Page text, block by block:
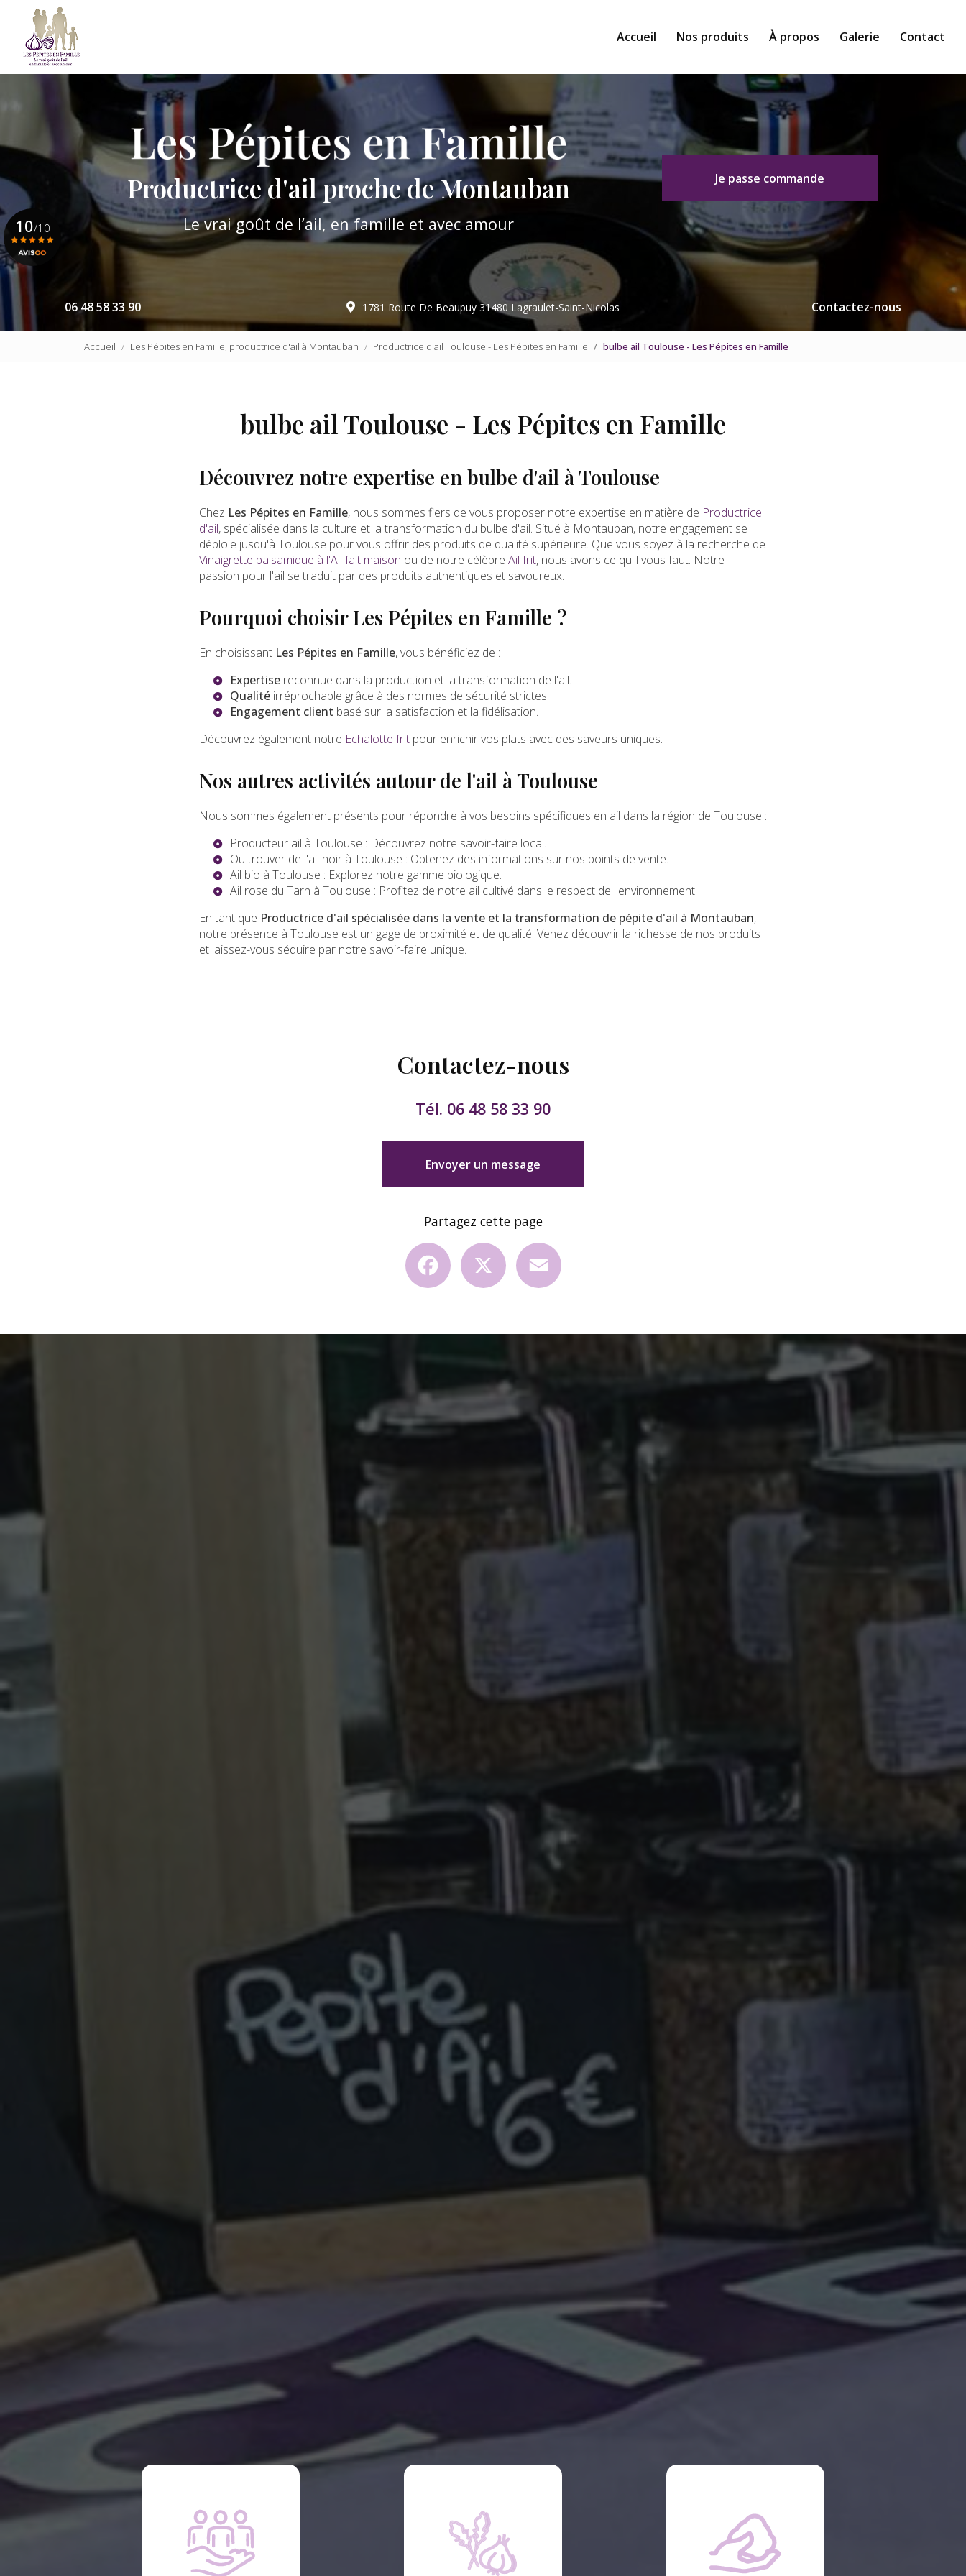
contenu
principal
Accueil Nos produits À propos Galerie Contact
Productrice d'ail proche de Montauban
Le vrai goût de l’ail, en famille et avec amour
Je passe commande
06 48 58 33 90 1781 Route De Beaupuy 31480 Lagraulet-Saint-Nicolas Contactez-nous
10/10
Voir le certificat
Accueil Les Pépites en Famille, productrice d'ail à Montauban Productrice d'ail Toulouse - Les Pépites en Famille bulbe ail Toulouse - Les Pépites en Famille
bulbe ail Toulouse - Les Pépites en Famille
Découvrez notre expertise en bulbe d'ail à Toulouse
Chez Les Pépites en Famille, nous sommes fiers de vous proposer notre expertise en matière de Productrice
d'ail, spécialisée dans la culture et la transformation du bulbe d'ail. Situé à Montauban, notre engagement se
déploie jusqu'à Toulouse pour vous offrir des produits de qualité supérieure. Que vous soyez à la recherche de
Vinaigrette balsamique à l'Ail fait maison ou de notre célèbre Ail frit, nous avons ce qu'il vous faut. Notre
passion pour l'ail se traduit par des produits authentiques et savoureux.
Pourquoi choisir Les Pépites en Famille ?
En choisissant Les Pépites en Famille, vous bénéficiez de :
Expertise reconnue dans la production et la transformation de l'ail.
Qualité irréprochable grâce à des normes de sécurité strictes.
Engagement client basé sur la satisfaction et la fidélisation.
Découvrez également notre Echalotte frit pour enrichir vos plats avec des saveurs uniques.
Nos autres activités autour de l'ail à Toulouse
Nous sommes également présents pour répondre à vos besoins spécifiques en ail dans la région de Toulouse :
Producteur ail à Toulouse : Découvrez notre savoir-faire local.
Ou trouver de l'ail noir à Toulouse : Obtenez des informations sur nos points de vente.
Ail bio à Toulouse : Explorez notre gamme biologique.
Ail rose du Tarn à Toulouse : Profitez de notre ail cultivé dans le respect de l'environnement.
En tant que Productrice d'ail spécialisée dans la vente et la transformation de pépite d'ail à Montauban,
notre présence à Toulouse est un gage de proximité et de qualité. Venez découvrir la richesse de nos produits
et laissez-vous séduire par notre savoir-faire unique.
Contactez-nous
Tél. 06 48 58 33 90
Envoyer un message
Partagez cette page
Facebook